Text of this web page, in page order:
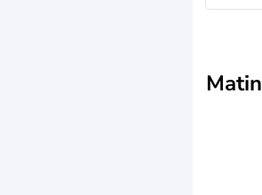
Matin